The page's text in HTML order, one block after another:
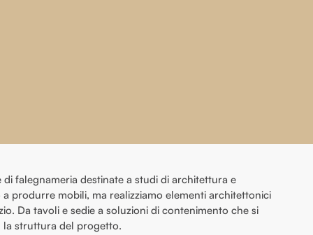
falegnameria destinate a studi di architettura e
produrre mobili, ma realizziamo elementi architettonici
Da tavoli e sedie a soluzioni di contenimento che si
la struttura del progetto.